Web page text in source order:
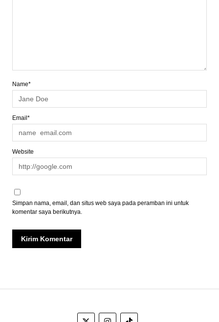
Name*
Email*
Website
Simpan nama, email, dan situs web saya pada peramban ini untuk
komentar saya berikutnya.